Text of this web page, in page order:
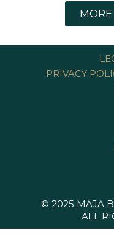
PRIVACY
© 2025 MAJA
ALL